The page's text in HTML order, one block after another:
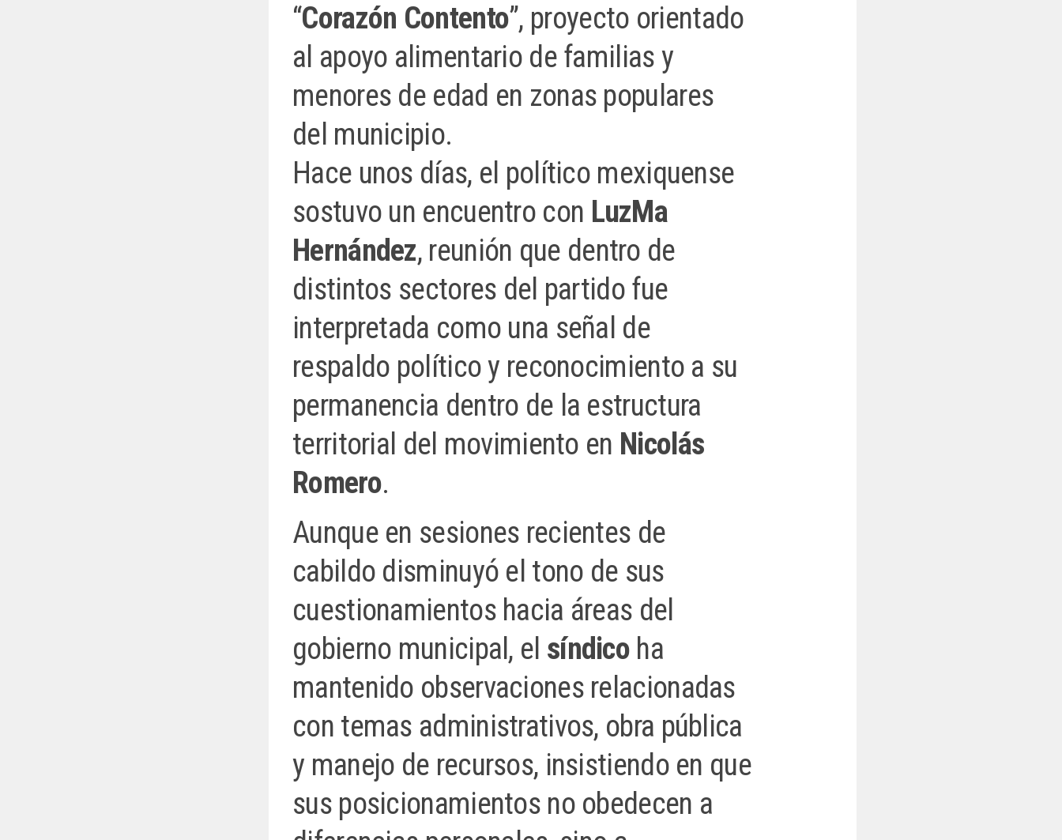
“Corazón Contento”, proyecto orientado
al apoyo alimentario de familias y
menores de edad en zonas populares
del municipio.
Hace unos días, el político mexiquense
sostuvo un encuentro con LuzMa
Hernández, reunión que dentro de
distintos sectores del partido fue
interpretada como una señal de
respaldo político y reconocimiento a su
permanencia dentro de la estructura
territorial del movimiento en Nicolás
Romero.
Aunque en sesiones recientes de
cabildo disminuyó el tono de sus
cuestionamientos hacia áreas del
gobierno municipal, el síndico ha
mantenido observaciones relacionadas
con temas administrativos, obra pública
y manejo de recursos, insistiendo en que
sus posicionamientos no obedecen a